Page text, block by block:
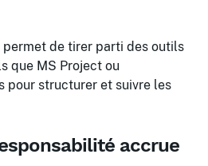
de tirer parti des outils
que MS Project ou
pour structurer et suivre les
accrue